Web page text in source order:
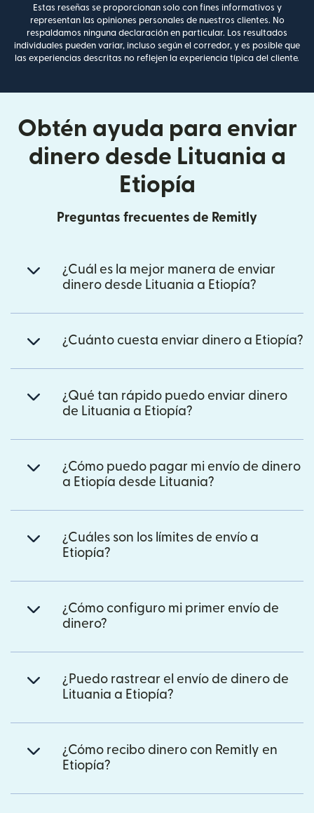
Estas reseñas se proporcionan solo con fines informativos y
representan las opiniones personales de nuestros clientes. No
respaldamos ninguna declaración en particular. Los resultados
individuales pueden variar, incluso según el corredor, y es posible que
las experiencias descritas no reflejen la experiencia típica del cliente.
Obtén ayuda para enviar
dinero desde Lituania a
Etiopía
Preguntas frecuentes de Remitly
¿Cuál es la mejor manera de enviar
dinero desde Lituania a Etiopía?
¿Cuánto cuesta enviar dinero a Etiopía?
¿Qué tan rápido puedo enviar dinero
de Lituania a Etiopía?
¿Cómo puedo pagar mi envío de dinero
a Etiopía desde Lituania?
¿Cuáles son los límites de envío a
Etiopía?
¿Cómo configuro mi primer envío de
dinero?
¿Puedo rastrear el envío de dinero de
Lituania a Etiopía?
¿Cómo recibo dinero con Remitly en
Etiopía?